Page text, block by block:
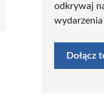
odkrywaj
Dołącz